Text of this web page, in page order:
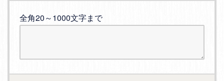
全角20～1000文字まで